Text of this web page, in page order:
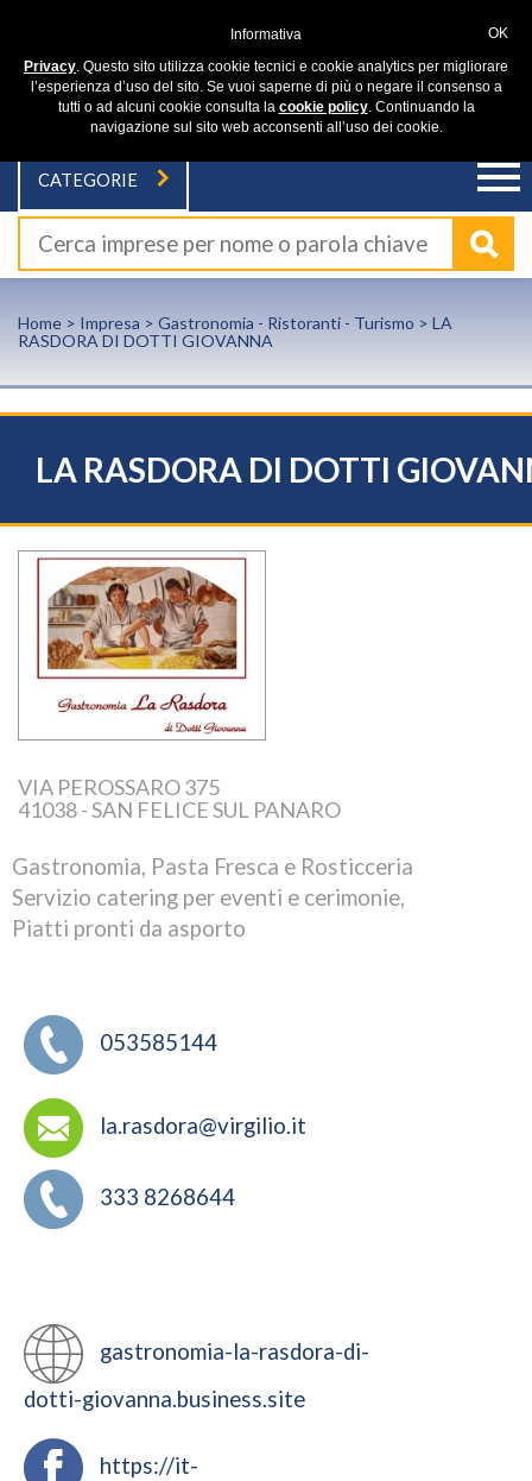
CATEGORIE
Home > Impresa > Gastronomia - Ristoranti - Turismo > LA
RASDORA DI DOTTI GIOVANNA
LA RASDORA DI DOTTI
VIA PEROSSARO 375
41038 - SAN FELICE SUL PANARO
Gastronomia, Pasta Fresca e Rosticceria
Servizio catering per eventi e cerimonie,
Piatti pronti da asporto
053585144
la.rasdora@virgilio.it
333 8268644
gastronomia-la-rasdora-di-
dotti-giovanna.business.site
https://it-
OK
Informativa
Privacy. Questo sito utilizza cookie tecnici e cookie analytics per migliorare
l’esperienza d’uso del sito. Se vuoi saperne di più o negare il consenso a
tutti o ad alcuni cookie consulta la cookie policy. Continuando la
navigazione sul sito web acconsenti all’uso dei cookie.